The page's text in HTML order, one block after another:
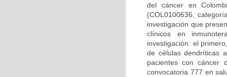
del cáncer en
(COL0100636,
investigación que
clínicos en
investigación: el
de células dendríticas
pacientes con cáncer
convocatoria 777 en